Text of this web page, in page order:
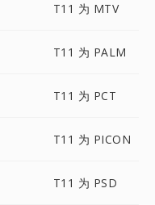
T11 为 MTV
T11 为 PALM
T11 为 PCT
T11 为 PICON
T11 为 PSD